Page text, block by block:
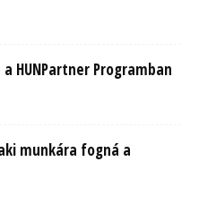
HUNPartner Programban
munkára fogná a